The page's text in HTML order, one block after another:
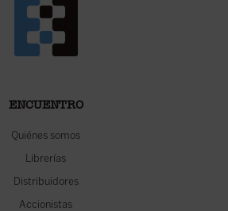
ENCUENTRO
Quiénes somos
Librerías
Distribuidores
Accionistas